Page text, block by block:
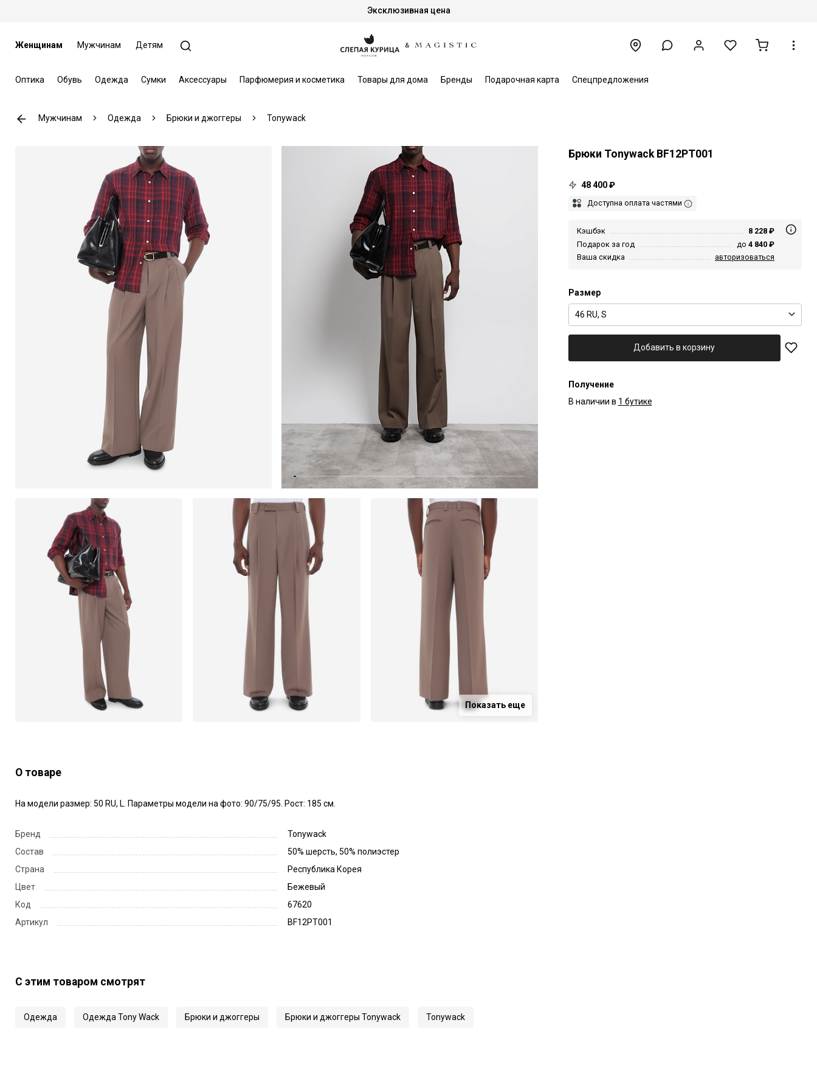
Эксклюзивная цена
Женщинам Мужчинам Детям
Оптика Обувь Одежда Сумки Аксессуары Парфюмерия и косметика Товары для дома Бренды Подарочная карта Спецпредложения
Мужчинам Одежда Брюки и джоггеры Tonywack
Показать еще
Брюки Tonywack BF12PT001
48 400 ₽
Доступна оплата частями
Кэшбэк
8 228 ₽
Подарок за год
до 4 840 ₽
Ваша скидка
авторизоваться
Размер
46 RU, S
Добавить в корзину
Получение
В наличии в 1 бутике
О товаре
На модели размер: 50 RU, L. Параметры модели на фото: 90/75/95. Рост: 185 см.
Бренд
Tonywack
Состав
50% шерсть, 50% полиэстер
Страна
Республика Корея
Цвет
Бежевый
Код
67620
Артикул
BF12PT001
С этим товаром смотрят
Одежда Одежда Tony Wack Брюки и джоггеры Брюки и джоггеры Tonywack Tonywack